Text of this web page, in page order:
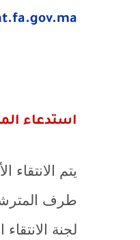
استدعاء
يتم
طرف
لجنة